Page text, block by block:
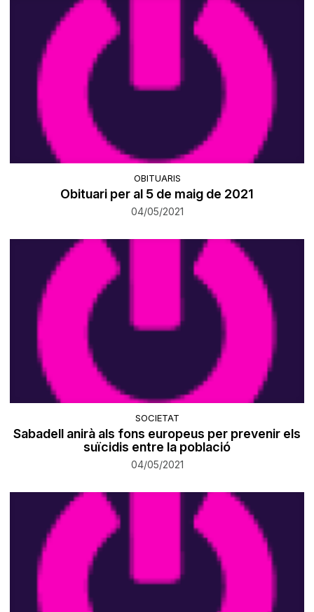
OBITUARIS
Obituari per al 5 de maig de 2021
04/05/2021
SOCIETAT
Sabadell anirà als fons europeus per prevenir els
suïcidis entre la població
04/05/2021